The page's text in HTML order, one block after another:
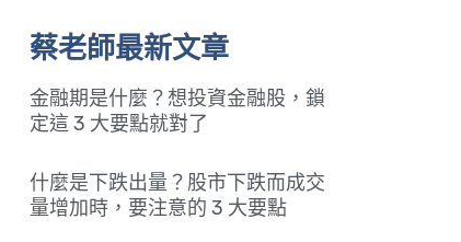
蔡老師最新文章
金融期是什麼？想投資金融股，鎖
定這 3 大要點就對了
什麼是下跌出量？股市下跌而成交
量增加時，要注意的 3 大要點